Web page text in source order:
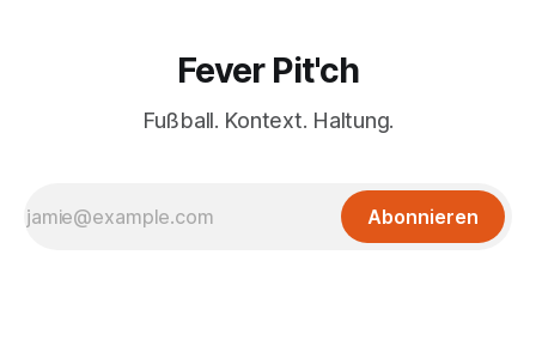
Fever Pit'ch
Fußball. Kontext. Haltung.
Abonnieren